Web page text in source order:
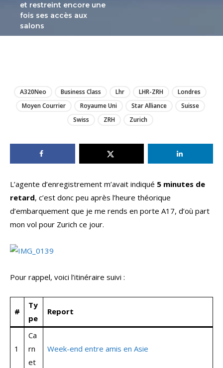
et restreint encore une
fois ses accès aux
salons
A320Neo Business Class Lhr LHR-ZRH
Londres
Moyen Courrier
Royaume Uni Star Alliance
Suisse
Swiss
ZRH Zurich
L’agente d’enregistrement m’avait indiqué 5 minutes de
retard, c’est donc peu après l’heure théorique
d’embarquement que je me rends en porte A17, d’où part
mon vol pour Zurich ce jour.
Pour rappel, voici l’itinéraire suivi :
#
Ty
pe
Report
1
Ca
rn
et
Week-end entre amis en Asie